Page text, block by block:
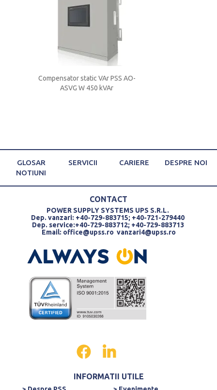
Compensator static VAr PSS AO-
ASVG W 450 kVAr
GLOSAR
NOTIUNI
SERVICII CARIERE DESPRE NOI
CONTACT
POWER SUPPLY SYSTEMS UPS S.R.L.
Dep. vanzari: +40-729-883715; +40-721-279440
Dep. service:+40-729-883712; +40-729-883713
Email: office@upss.ro vanzari4@upss.ro
INFORMATII UTILE